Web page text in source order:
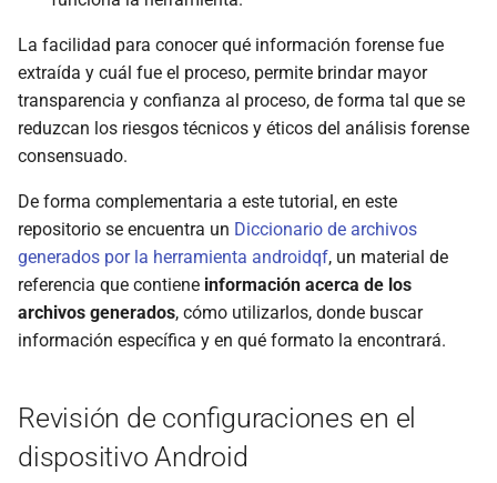
La facilidad para conocer qué información forense fue
extraída y cuál fue el proceso, permite brindar mayor
transparencia y confianza al proceso, de forma tal que se
reduzcan los riesgos técnicos y éticos del análisis forense
consensuado.
De forma complementaria a este tutorial, en este
repositorio se encuentra un Diccionario de archivos
generados por la herramienta androidqf, un material de
referencia que contiene información acerca de los
archivos generados, cómo utilizarlos, donde buscar
información específica y en qué formato la encontrará.
Revisión de configuraciones en el
dispositivo Android